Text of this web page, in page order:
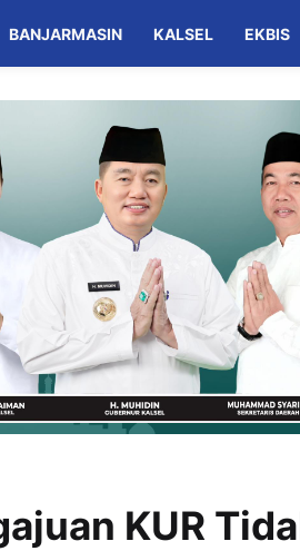
BANJARMASIN KALSEL EKBIS
KUR